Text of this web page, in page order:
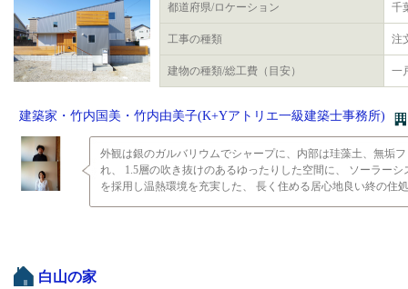
都道府県/ロケーション 千
工事の種類 注
建物の種類/総工費（目安） 一
建築家・竹内国美・竹内由美子(K+Yアトリエ一級建築士事務所)
外観は銀のガルバリウムでシャープに、内部は珪藻土、無垢
れ、 1.5層の吹き抜けのあるゆったりした空間に、 ソーラー
を採用し温熱環境を充実した、 長く住める居心地良い終の住
白山の家